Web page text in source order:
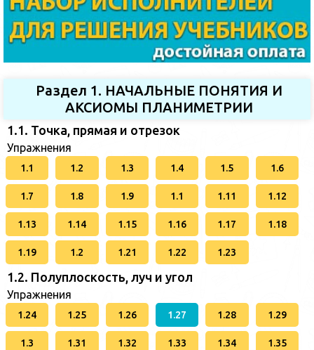
Раздел 1. НАЧАЛЬНЫЕ ПОНЯТИЯ И
АКСИОМЫ ПЛАНИМЕТРИИ
1.1. Точка, прямая и отрезок
Упражнения
1.1 1.2 1.3 1.4 1.5 1.6
1.7 1.8 1.9 1.1 1.11 1.12
1.13 1.14 1.15 1.16 1.17 1.18
1.19 1.2 1.21 1.22 1.23
1.2. Полуплоскость, луч и угол
Упражнения
1.24 1.25 1.26 1.27 1.28 1.29
1.3 1.31 1.32 1.33 1.34 1.35